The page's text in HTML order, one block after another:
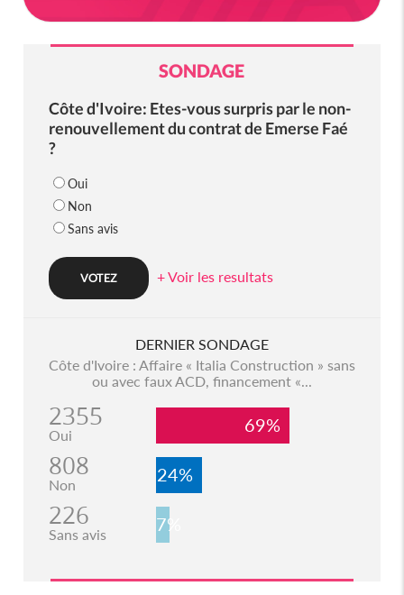
SONDAGE
Côte d'Ivoire: Etes-vous surpris par le non-
renouvellement du contrat de Emerse Faé
?
Oui
Non
Sans avis
+ Voir les resultats
DERNIER SONDAGE
Côte d'Ivoire : Affaire « Italia Construction » sans
ou avec faux ACD, financement «...
2355
Oui 69%
808
Non 24%
226
Sans avis 7%